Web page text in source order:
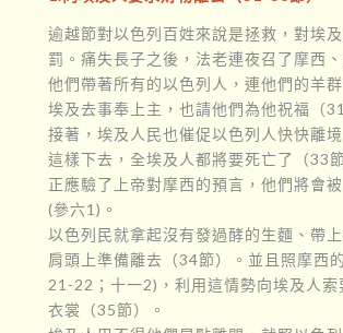
逾越節對以色列百姓來說是拯救，對埃
罰。痛失長子之後，法老連夜召了摩西
他們帶著所有的以色列人，連他們的羊
埃及去事奉上主，也請他們為他祝福（
接著，埃及人民也催促以色列人快快離
這樣下去，全埃及人都將要死亡了（33
正應驗了上帝對摩西的預言，他們將會
(參六1)。
以色列民就拿起沒有發過酵的生麵、帶
肩頭上準備離去（34節）。並且照摩西
21-22；十一2)，利用這情勢向埃及人索
衣裳（35節）。